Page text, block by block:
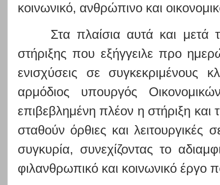
κοινωνικό, ανθρώπινο και
Στα πλαίσια αυτά και μετά
στήριξης που εξήγγειλε προ
ενισχύσεις σε συγκεκριμένους
αρμόδιος υπουργός
επιβεβλημένη πλέον η στήριξη
σταθούν όρθιες και λειτουργικές
συγκυρία, συνεχίζοντας το
φιλανθρωπικό και κοινωνικό έργο